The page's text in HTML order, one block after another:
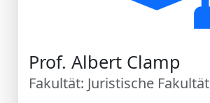
Prof. Albert Clamp
Fakultät: Juristische Fakultät